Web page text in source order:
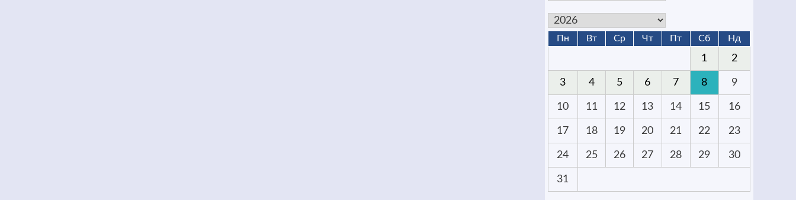
Пн Вт Ср Чт Пт Сб Нд
1 2
3 4 5 6 7 8 9
10 11 12 13 14 15 16
17 18 19 20 21 22 23
24 25 26 27 28 29 30
31